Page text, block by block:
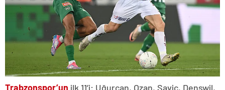
Trabzonspor’un ilk 11’i: Uğurcan, Ozan, Savic, Denswil,